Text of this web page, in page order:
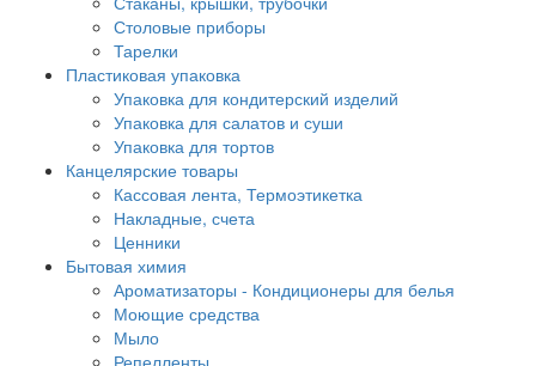
Столовые приборы
Тарелки
Пластиковая упаковка
Упаковка для кондитерский изделий
Упаковка для салатов и суши
Упаковка для тортов
Канцелярские товары
Кассовая лента, Термоэтикетка
Накладные, счета
Ценники
Бытовая химия
Ароматизаторы - Кондиционеры для белья
Моющие средства
Мыло
Репелленты